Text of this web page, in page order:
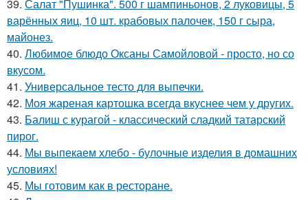
39. Салат "Пушинка". 500 г шампиньонов, 2 луковицы, 5
варённых яиц, 10 шт. крабовых палочек, 150 г сыра,
майонез.
40. Любимое блюдо Оксаны Самойловой - просто, но со
вкусом.
41. Универсальное тесто для выпечки.
42. Моя жареная картошка всегда вкуснее чем у других.
43. Балиш с курагой - классический сладкий татарский
пирог.
44. Мы выпекаем хлебо - булочные изделия в домашних
условиях!
45. Мы готовим как в ресторане.